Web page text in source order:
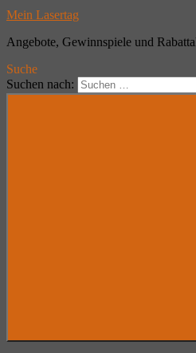
Mein Lasertag
Angebote, Gewinnspiele und
Suche
Suchen nach: